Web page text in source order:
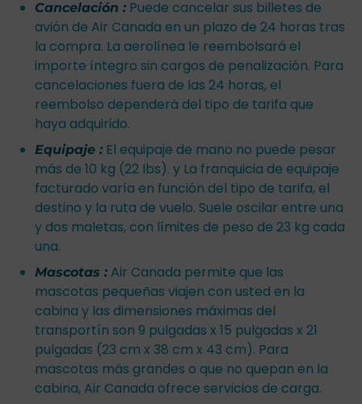
Cancelación :Puede cancelar sus billetes de
avión de Air Canada en un plazo de 24 horas tras
la compra. La aerolínea le reembolsará el
importe íntegro sin cargos de penalización. Para
cancelaciones fuera de las 24 horas, el
reembolso dependerá del tipo de tarifa que
haya adquirido.
Equipaje :El equipaje de mano no puede pesar
más de 10 kg (22 lbs). y La franquicia de equipaje
facturado varía en función del tipo de tarifa, el
destino y la ruta de vuelo. Suele oscilar entre una
y dos maletas, con límites de peso de 23 kg cada
una.
Mascotas :Air Canada permite que las
mascotas pequeñas viajen con usted en la
cabina y las dimensiones máximas del
transportín son 9 pulgadas x 15 pulgadas x 21
pulgadas (23 cm x 38 cm x 43 cm). Para
mascotas más grandes o que no quepan en la
cabina, Air Canada ofrece servicios de carga.